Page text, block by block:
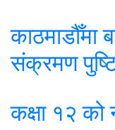
काठमाडौँमा
संक्रमण
कक्षा १२ को